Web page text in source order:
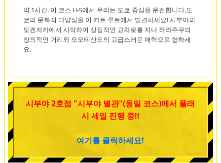
약 1시간. 이 코스 H-S에서 우리는 도쿄 중심을 운전합니다.도
쿄의 문화적 다양성을 이 카트 루트에서 발견하세요! 시부야의
도겐자카에서 시작하여 상징적인 교차로를 지나 하라주쿠의
창의적인 거리와 오모테산도의 고급스러운 매력으로 향하세
요.
시부야 2호점 "시부야 별관"(동일 코스)에서 플래
시 세일 진행 중!!
여기를 클릭하세요!